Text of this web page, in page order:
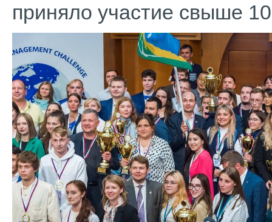
приняло участие свыше